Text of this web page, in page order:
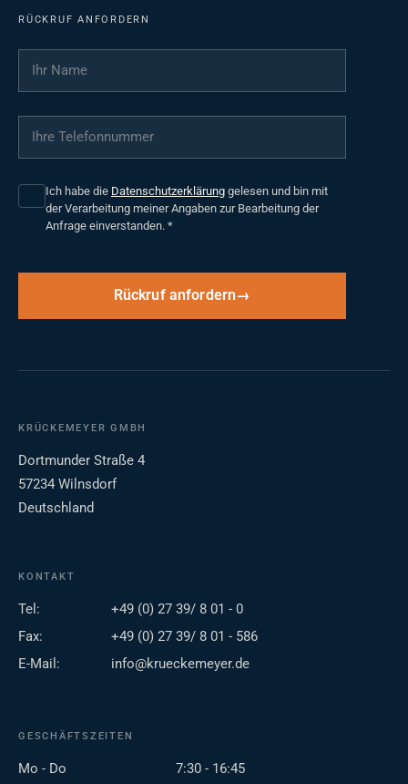
RÜCKRUF ANFORDERN
Ihr Name
Ihre Telefonnummer
Ich habe die Datenschutzerklärung gelesen und bin mit
der Verarbeitung meiner Angaben zur Bearbeitung der
Anfrage einverstanden. *
Rückruf anfordern
KRÜCKEMEYER GMBH
Dortmunder Straße 4
57234 Wilnsdorf
Deutschland
KONTAKT
Tel:
+49 (0) 27 39/ 8 01 - 0
Fax:
+49 (0) 27 39/ 8 01 - 586
E-Mail:
info@krueckemeyer.de
GESCHÄFTSZEITEN
Mo - Do
7:30 - 16:45